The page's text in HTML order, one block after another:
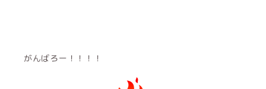
がんばろー！！！！